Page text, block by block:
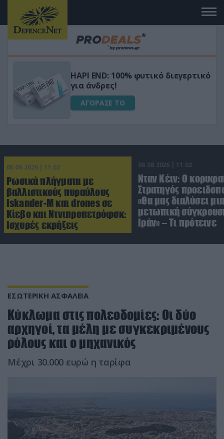
Μεταμόρφωσε τον κήπο σου με το
Ultra Box Μίνι Αλυσοπρίονο με
μπαταρία λιθίου
ΑΓΟΡΑΣΕ ΤΟ
08.08.2026 | 11:02
Ρωσικά πλήγματα με
βαλλιστικούς πυραύλους
Iskander-M και drones σε
Κίεβο και Ντνιπροπετρόφσκ:
Ισχυρές εκρήξεις
08.08.2026 | 11:02
Νταν Κέιν: Ο
Στρατηγός
«Θα μας διαλύσει
μετωπική
Ιράν» – Τι πρότεινε
ΕΣΩΤΕΡΙΚΗ ΑΣΦΑΛΕΙΑ
Κύκλωμα στις πολεοδομίες: Οι δύο
αρχηγοί, τα μέλη με συγκεκριμένους
ρόλους και ο μηχανικός
Μέχρι 30.000 ευρώ η ταρίφα